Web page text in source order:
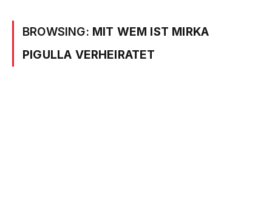
BROWSING: MIT WEM IST MIRKA
PIGULLA VERHEIRATET